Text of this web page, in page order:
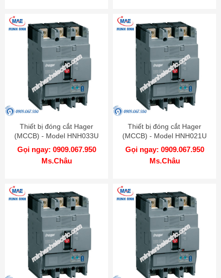
Thiết bị đóng cắt Hager
(MCCB) - Model HNH033U
Gọi ngay: 0909.067.950
Ms.Châu
Thiết bị đóng cắt Hager
(MCCB) - Model HNH021U
Gọi ngay: 0909.067.950
Ms.Châu